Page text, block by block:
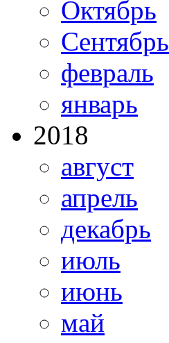
Октябрь
Сентябрь
февраль
январь
2018
август
апрель
декабрь
июль
июнь
май